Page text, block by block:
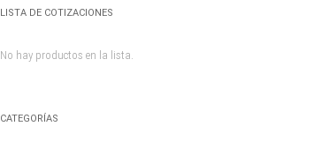
LISTA DE COTIZACIONES
No hay productos en la lista.
CATEGORÍAS